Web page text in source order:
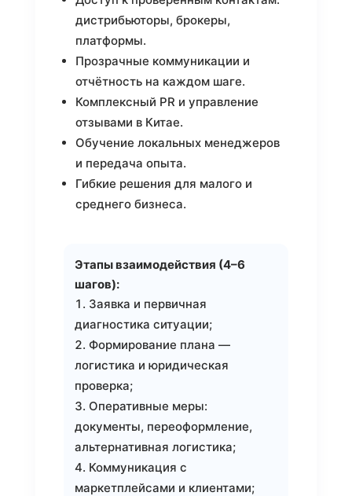
дистрибьюторы, брокеры,
платформы.
Прозрачные коммуникации и
отчётность на каждом шаге.
Комплексный PR и управление
отзывами в Китае.
Обучение локальных менеджеров
и передача опыта.
Гибкие решения для малого и
среднего бизнеса.
Этапы взаимодействия (4–6
шагов):
Заявка и первичная
диагностика ситуации;
Формирование плана —
логистика и юридическая
проверка;
Оперативные меры:
документы, переоформление,
альтернативная логистика;
Коммуникация с
маркетплейсами и клиентами;